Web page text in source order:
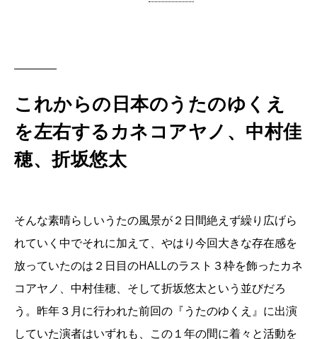
これからの日本のうたのゆくえ
を左右するカネコアヤノ、中村佳
穂、折坂悠太
そんな素晴らしいうたの風景が２日間絶えず繰り広げら
れていく中でそれに加えて、やはり今回大きな存在感を
放っていたのは２日目のHALLのラスト３枠を飾ったカネ
コアヤノ、中村佳穂、そして折坂悠太という並びだろ
う。昨年３月に行われた前回の『うたのゆくえ』に出演
していた演者はいずれも、この１年の間に着々と活動を